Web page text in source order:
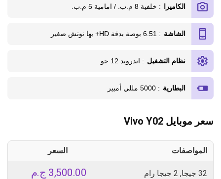
الكاميرا : خلفية 8 م.ب. / امامية 5 م.ب.
الشاشة : 6.51 بوصة بدقة HD+ بها نوتش صغير
نظام التشغيل : اندرويد 12 جو
البطارية : 5000 مللي أمبير
سعر موبايل Vivo Y02
المواصفات السعر
32 جيجا, 2 جيجا رام ج.م 3,500.00